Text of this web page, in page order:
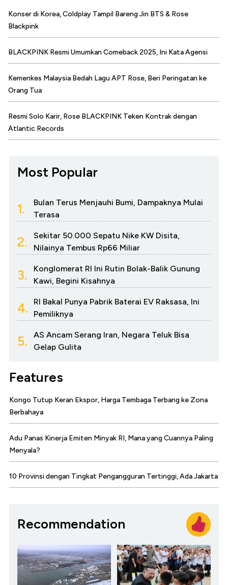
Konser di Korea, Coldplay Tampil Bareng Jin BTS & Rose
Blackpink
BLACKPINK Resmi Umumkan Comeback 2025, Ini Kata Agensi
Kemenkes Malaysia Bedah Lagu APT Rose, Beri Peringatan ke
Orang Tua
Resmi Solo Karir, Rose BLACKPINK Teken Kontrak dengan
Atlantic Records
Most Popular
1.
Bulan Terus Menjauhi Bumi, Dampaknya Mulai
Terasa
2.
Sekitar 50.000 Sepatu Nike KW Disita,
Nilainya Tembus Rp66 Miliar
3.
Konglomerat RI Ini Rutin Bolak-Balik Gunung
Kawi, Begini Kisahnya
4.
RI Bakal Punya Pabrik Baterai EV Raksasa, Ini
Pemiliknya
5.
AS Ancam Serang Iran, Negara Teluk Bisa
Gelap Gulita
Features
Kongo Tutup Keran Ekspor, Harga Tembaga Terbang ke Zona
Berbahaya
Adu Panas Kinerja Emiten Minyak RI, Mana yang Cuannya Paling
Menyala?
10 Provinsi dengan Tingkat Pengangguran Tertinggi, Ada Jakarta
Recommendation